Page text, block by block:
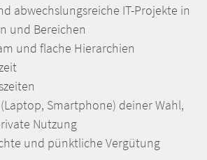
abwechslungsreiche IT-Projekte in
und Bereichen
und flache Hierarchien
Smartphone) deiner Wahl,
Nutzung
und pünktliche Vergütung